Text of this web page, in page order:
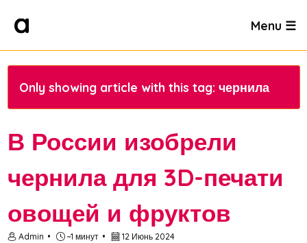
Menu ☰
Only showing article with this tag: чернила
В России изобрели
чернила для 3D-печати
овощей и фруктов
Admin ~1 минут 12 Июнь 2024